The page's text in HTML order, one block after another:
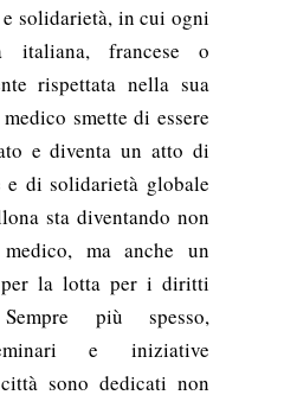
solidarietà, in cui ogni
italiana, francese o
rispettata nella sua
smette di essere
e diventa un atto di
di solidarietà globale
sta diventando non
ma anche un
la lotta per i diritti
più spesso,
e iniziative
sono dedicati non